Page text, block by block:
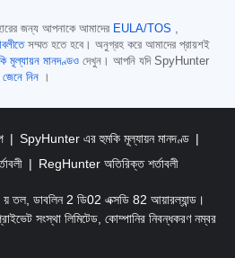
জন্য আপনাকে আমাদের EULA/TOS
সম্মত হতে হবে। অনুগ্রহ করে আমাদের প্রায়শই
মূল্যায়ন মানদণ্ডও দেখুন। আপনি যদি SpyHunter
নিন ।
SpyHunter এর হুমকি মূল্যায়ন মানদণ্ড
RegHunter অতিরিক্ত শর্তাবলী
তল, ডাবলিন 2 ডি02 এক্সডি 82 আয়ারল্যান্ড।
সংস্থা লিমিটেড, কোম্পানির নিবন্ধকরণ নম্বর